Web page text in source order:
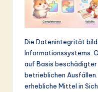
in
A
Die Datenintegrität
Informationssystems.
auf Basis
betrieblichen
erhebliche Mittel in